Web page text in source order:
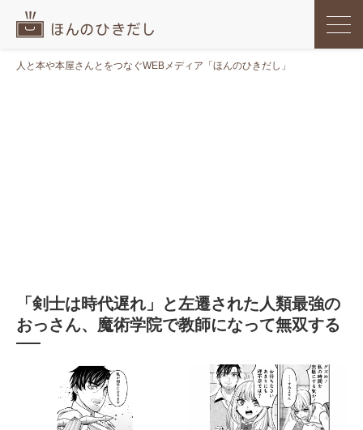
人と本や本屋さんとをつなぐWEBメディア「ほんのひきだし」
「剣士は時代遅れ」と左遷された人類最強の
おっさん、魔術学院で教師になって無双する